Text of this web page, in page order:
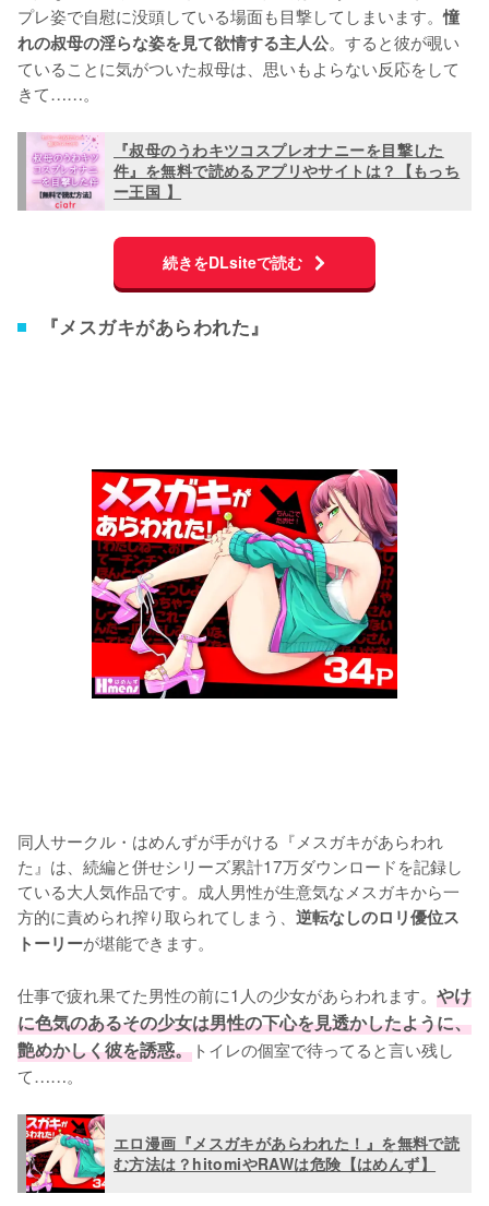
プレ姿で自慰に没頭している場面も目撃してしまいます。憧
れの叔母の淫らな姿を見て欲情する主人公。すると彼が覗い
ていることに気がついた叔母は、思いもよらない反応をして
きて……。
『叔母のうわキツコスプレオナニーを目撃した
件』を無料で読めるアプリやサイトは？【もっち
ー王国 】
続きをDLsiteで読む
『メスガキがあらわれた』
同人サークル・はめんずが手がける『メスガキがあらわれ
た』は、続編と併せシリーズ累計17万ダウンロードを記録し
ている大人気作品です。成人男性が生意気なメスガキから一
方的に責められ搾り取られてしまう、 逆転なしのロリ優位ス
トーリーが堪能できます。
仕事で疲れ果てた男性の前に1人の少女があらわれます。 やけ
に色気のあるその少女は男性の下心を見透かしたように、
艶めかしく彼を誘惑。 トイレの個室で待ってると言い残し
て……。
エロ漫画『メスガキがあらわれた！』を無料で読
む方法は？hitomiやRAWは危険【はめんず】